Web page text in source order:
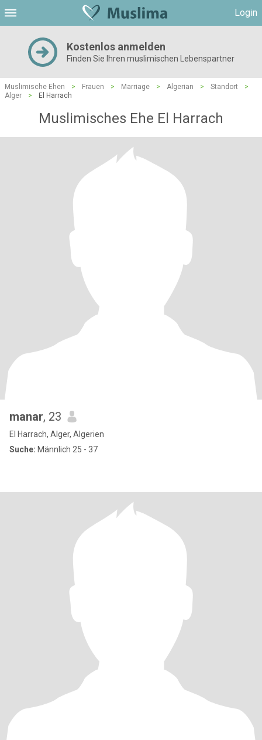
Login
Kostenlos anmelden
Finden Sie Ihren muslimischen Lebenspartner
Muslimische Ehen > Frauen > Marriage > Algerian > Standort
>
Alger
> El Harrach
Muslimisches Ehe El Harrach
manar, 23
El Harrach, Alger, Algerien
Suche: Männlich 25 - 37